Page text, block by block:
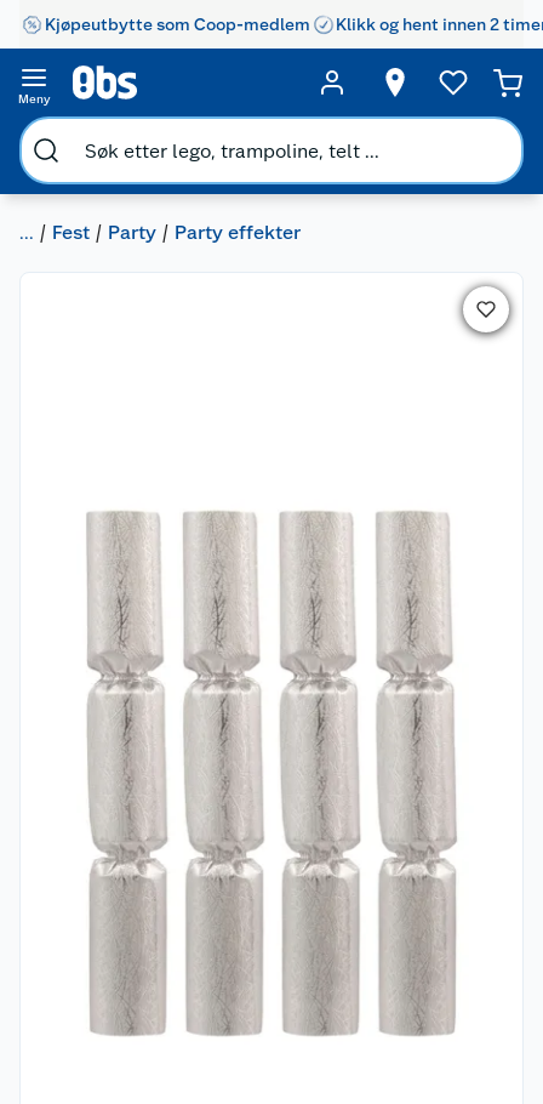
Kjøpeutbytte som Coop-medlem Klikk og hent innen 2
Meny
... Fest Party Party effekter